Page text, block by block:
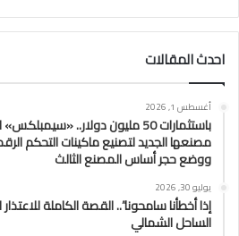
احدث المقالات
أغسطس 1, 2026
باستثمارات 50 مليون دولار..
ووضع حجر أساس المصنع الثالث
يوليو 30, 2026
إذا أخطأنا سامحونا”.. القصة الكاملة
الساحل الشمالي